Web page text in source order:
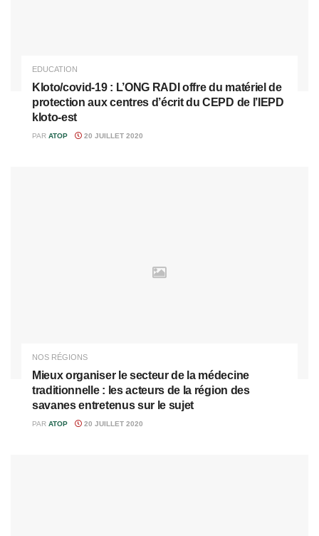
EDUCATION
Kloto/covid-19 : L’ONG RADI offre du matériel de
protection aux centres d’écrit du CEPD de l’IEPD
kloto-est
PAR ATOP 20 JUILLET 2020
NOS RÉGIONS
Mieux organiser le secteur de la médecine
traditionnelle : les acteurs de la région des
savanes entretenus sur le sujet
PAR ATOP 20 JUILLET 2020